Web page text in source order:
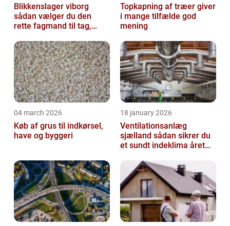
Blikkenslager viborg
sådan vælger du den
rette fagmand til tag,
Topkapning af træer giver
i mange tilfælde god
mening
04 march 2026
Køb af grus til indkørsel,
have og byggeri
18 january 2026
Ventilationsanlæg
sjælland sådan sikrer du
et sundt indeklima året